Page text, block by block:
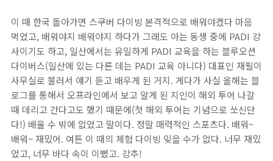
이 때 한국 돌아가면 스쿠버 다이빙 본격적으로 배워야겠다 마음
먹었고, 배워야지 배워야지 하다가 그래도 아는 동생 중에 PADI 강
사이기도 하고, 일산에서는 유일하게 PADI 교육을 하는 블루오션
다이버스(일산에 있는 다른 데는 PADI 교육 아니다) 대표인 재필이
사무실로 불러서 얘기 듣고 배우게 된 거지. 게다가 사실 올해는 블
로그를 통해서 오프라인에서 보고 알게 된 지인이 해외 투어 나갈
때 데리고 간다고도 했기 때문에(첫 해외 투어는 기념으로 쏘신단
다!) 배울 수 밖에 없었고 말이다. 정말 매력적인 스포츠다. 배워~
배워~ 재밌어. 여튼 이 때의 체험 다이빙 잊을 수가 없다. 너무 재밌
었고, 너무 바다 속이 이뻤고. 강추!